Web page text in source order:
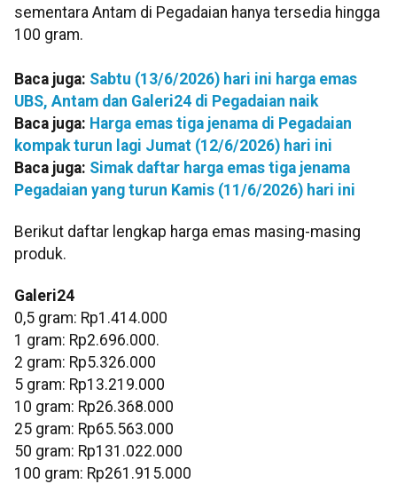
sementara Antam di Pegadaian hanya tersedia hingga
100 gram.
Baca juga: Sabtu (13/6/2026) hari ini harga emas
UBS, Antam dan Galeri24 di Pegadaian naik
Baca juga: Harga emas tiga jenama di Pegadaian
kompak turun lagi Jumat (12/6/2026) hari ini
Baca juga: Simak daftar harga emas tiga jenama
Pegadaian yang turun Kamis (11/6/2026) hari ini
Berikut daftar lengkap harga emas masing-masing
produk.
Galeri24
0,5 gram: Rp1.414.000
1 gram: Rp2.696.000.
‎2 gram: Rp5.326.000
‎5 gram: Rp13.219.000
‎10 gram: Rp26.368.000
‎25 gram: Rp65.563.000
‎50 gram: Rp131.022.000
‎100 gram: Rp261.915.000